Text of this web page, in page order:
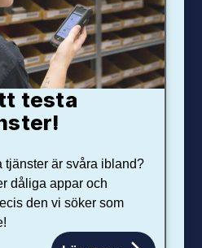
testa
tjänster är svåra ibland?
dåliga appar och
den vi söker som